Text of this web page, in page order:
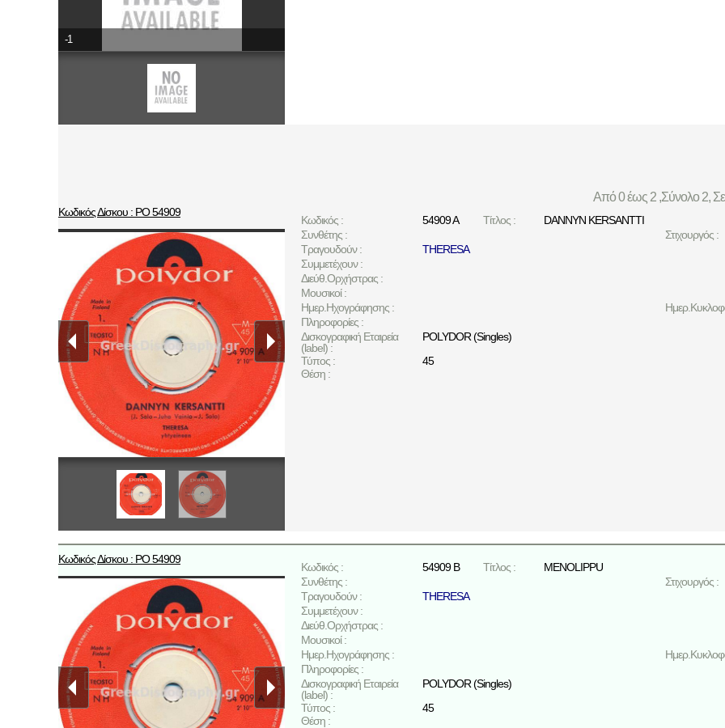
-1
Από 0 έως 2 ,Σύνολο 2,
Κωδικός Δίσκου : ΡΟ 54909
Κωδικός : 54909 A Τίτλος :
DANNYN KERSANTTI
Συνθέτης :
Στιχουργός :
Τραγουδούν :
THERESA
Συμμετέχουν :
Διεύθ.Ορχήστρας :
Μουσικοί :
Ημερ.Ηχογράφησης :
Πληροφορίες :
Δισκογραφική Εταιρεία
(label) :
POLYDOR (Singles)
Τύπος :
45
Θέση :
Κωδικός Δίσκου : ΡΟ 54909
Κωδικός : 54909 B Τίτλος :
MENOLIPPU
Συνθέτης :
Στιχουργός :
Τραγουδούν :
THERESA
Συμμετέχουν :
Διεύθ.Ορχήστρας :
Μουσικοί :
Ημερ.Ηχογράφησης :
Πληροφορίες :
Δισκογραφική Εταιρεία
(label) :
POLYDOR (Singles)
Τύπος :
45
Θέση :